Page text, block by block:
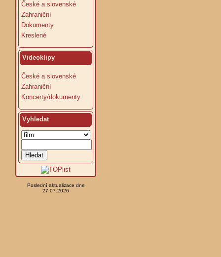
České a slovenské
Zahraniční
Dokumenty
Kreslené
Videoklipy
České a slovenské
Zahraniční
Koncerty/dokumenty
Vyhledat
Poslední aktualizace dne
27.07.2026